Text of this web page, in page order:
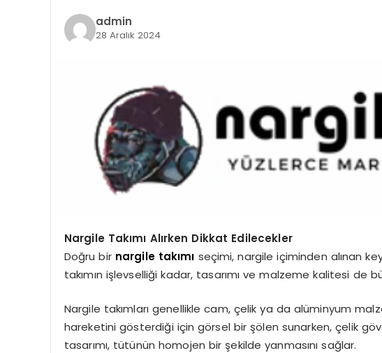
admin
28 Aralık 2024
Nargile Takımı Alırken Dikkat Edilecekler
Doğru bir nargile takımı seçimi, nargile içiminden alınan
takımın işlevselliği kadar, tasarımı ve malzeme kalitesi de
Nargile takımları genellikle cam, çelik ya da alüminyum
hareketini gösterdiği için görsel bir şölen sunarken, çelik
tasarımı, tütünün homojen bir şekilde yanmasını sağlar.